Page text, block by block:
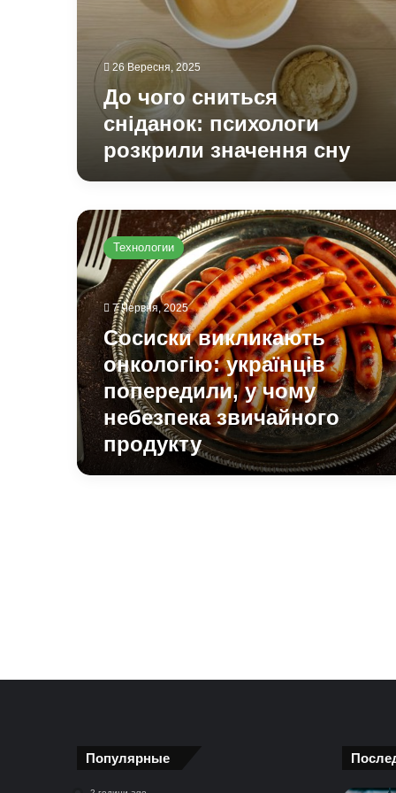
26 Вересня, 2025
До чого сниться
сніданок: психологи
розкрили значення сну
Сосиски
викликають
онкологію:
українців
попередили,
у
чому
небезпека
звичайного
продукту
Технологии
7 Червня, 2025
Сосиски викликають
онкологію: українців
попередили, у чому
небезпека звичайного
продукту
Популярные